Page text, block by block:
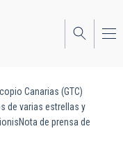
Canarias (GTC)
de varias estrellas y
de prensa de